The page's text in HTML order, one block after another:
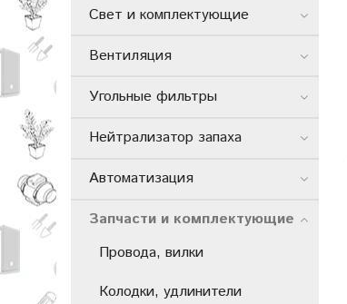
Свет и комплектующие
Вентиляция
Угольные фильтры
Нейтрализатор запаха
Автоматизация
Запчасти и комплектующие
Провода, вилки
Колодки, удлинители